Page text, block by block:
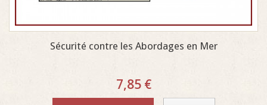
Sécurité contre les Abordages en Mer
7,85 €